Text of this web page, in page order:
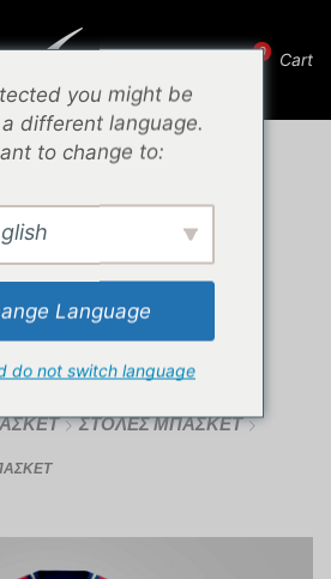
0 Cart
ΣΤΟΛΗ
ΣΤΟΛΈΣ ΜΠΆΣΚΕΤ
you might be
different language.
to change to:
Language
do not switch language